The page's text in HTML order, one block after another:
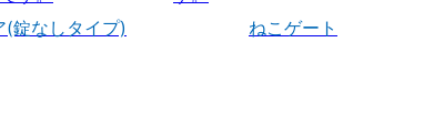
(錠なしタイプ)
ねこゲート